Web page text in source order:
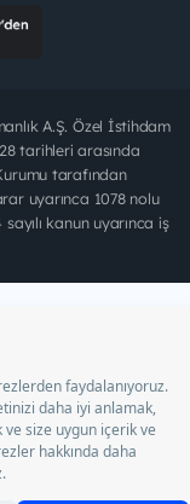
A.Ş. Özel İstihdam
tarihleri arasında
tarafından
uyarınca 1078 nolu
kanun uyarınca iş